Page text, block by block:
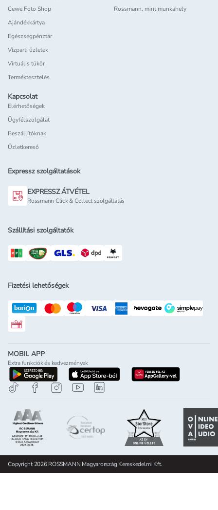
Cewe Foto Shop
Ajándékkártya
Egészségpénztár
Vízparti üzletek
Virtuális tükör
Terméktesztelés
Rossmann, mint munkahely
Kapcsolat
Elérhetőségek
Ügyfélszolgálat
Beszállítóknak
Üzletkereső
Expressz szolgáltatások
EXPRESSZ ÁTVÉTEL
Rossmann Click & Collect szolgáltatás
Szállítási szolgáltatók
Fizetési lehetőségek
Rossmann ajándékkártya
MOBIL APP
Extra funkciók és kedvezmények
letöltés a google-play-rölletöltés az app-store-ból
letöltés
Copyright 2026 ROSSMANN Magyarország Kereskedelmi Kft.